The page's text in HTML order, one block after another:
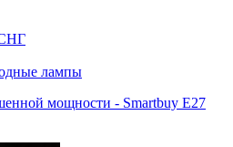
лампы
мощности - Smartbuy E27